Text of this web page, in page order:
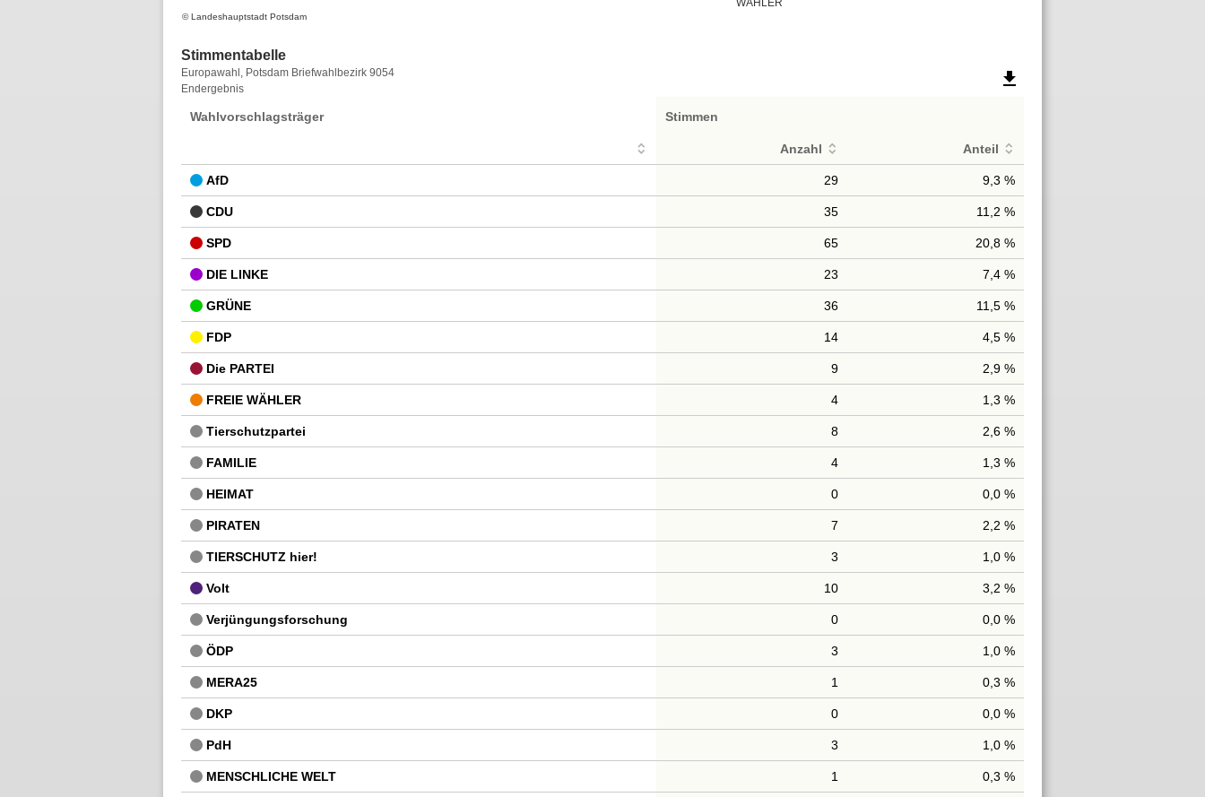
© Landeshauptstadt Potsdam
Stimmentabelle
Stimmentabelle
Europawahl, Potsdam Briefwahlbezirk 9054
Endergebnis
file_download
Wahlvorschlagsträger Stimmen
Anzahl Anteil
AfD 29 9,3 %
CDU 35 11,2 %
SPD 65 20,8 %
DIE LINKE 23 7,4 %
GRÜNE 36 11,5 %
FDP 14 4,5 %
Die PARTEI 9 2,9 %
FREIE WÄHLER 4 1,3 %
Tierschutzpartei 8 2,6 %
FAMILIE 4 1,3 %
HEIMAT 0 0,0 %
PIRATEN 7 2,2 %
TIERSCHUTZ hier! 3 1,0 %
Volt 10 3,2 %
Verjüngungsforschung 0 0,0 %
ÖDP 3 1,0 %
MERA25 1 0,3 %
DKP 0 0,0 %
PdH 3 1,0 %
MENSCHLICHE WELT 1 0,3 %